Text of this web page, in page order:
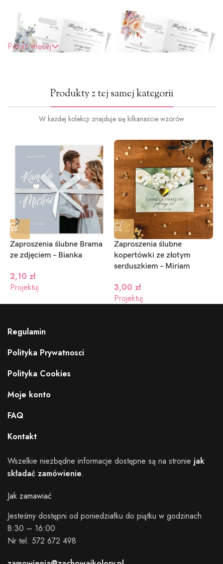
Pokaż więcej
Produkty z tej samej kategorii
W każdej kolekcji znajduje się kilkanaście wzorów
Zaproszenia ślubne Brama
ze zdjęciem – Bianka
2,10 zł
Projektuj
Zaproszenia ślubne
kopertówki ze złotym
serduszkiem – Miriam
3,00 zł
Projektuj
Regulamin
Polityka Prywatnosci
Polityka Cookies
Moje konto
FAQ
Kontakt
Wszelkie niezbędne informacje dostępne są na stronie jak
składać zamówienie.
Jak zamawiać
Jesteśmy dostępni od poniedziałku do piątku w godzinach
8:30 – 16:00
Nr tel. 572 672 498